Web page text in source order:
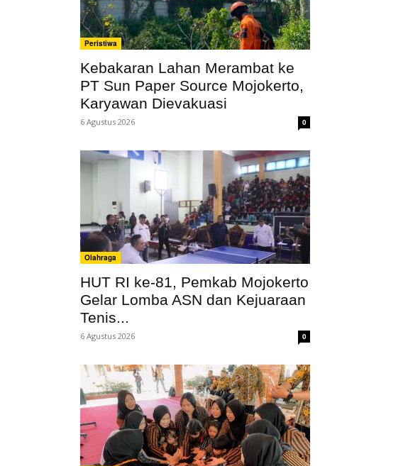
Peristiwa
Kebakaran Lahan Merambat ke
PT Sun Paper Source Mojokerto,
Karyawan Dievakuasi
6 Agustus 2026 0
Olahraga
HUT RI ke-81, Pemkab Mojokerto
Gelar Lomba ASN dan Kejuaraan
Tenis...
6 Agustus 2026 0